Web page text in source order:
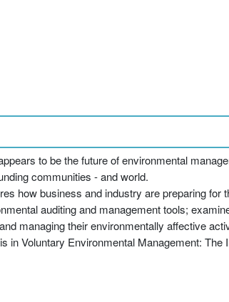
to be the future of environmental
communities - and world.
how business and industry are preparing
auditing and management tools;
managing their environmentally affective
Voluntary Environmental Management: